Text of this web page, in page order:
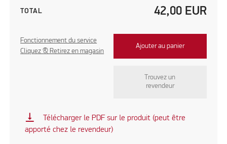
TOTAL 42,00 EUR
Fonctionnement du service
Cliquez & Retirez en magasin
Ajouter au panier
Trouvez un
revendeur
vertical_align_bottom
Télécharger le PDF sur le produit (peut être
apporté chez le revendeur)